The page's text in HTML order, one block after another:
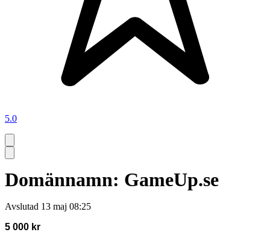
5.0
Domännamn: GameUp.se
Avslutad 13 maj 08:25
5 000 kr